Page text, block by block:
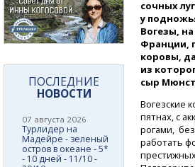
сочных
у
Вогезы,
Франции,
коровы,
из
сыр
Вогезские
пятнах, с
рогами,
работать
ПОСЛЕДНИЕ
НОВОСТИ
07 августа 2026
Турлидер на
Мадейре - зеленый
остров в океане - 5*
- 10 дней - 11/10 -